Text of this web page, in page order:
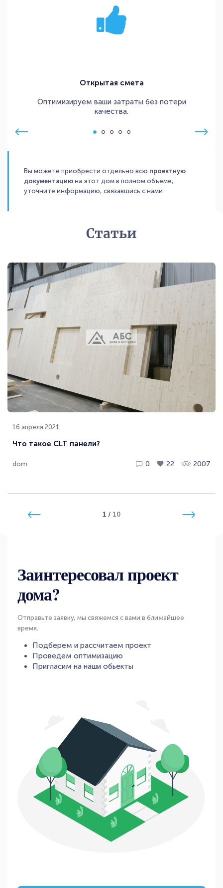
Открытая смета
Оптимизируем ваши затраты без потери
качества.
Вы можете приобрести отдельно всю проектную
документацию на этот дом в полном объеме,
уточните информацию, связавшись с нами
Статьи
16 апреля 2021
Что такое CLT панели?
dom 0 22 2007
1 / 10
Заинтересовал проект
дома?
Отправьте заявку, мы свяжемся с вами в ближайшее
время.
Подберем и рассчитаем проект
Проведем оптимизацию
Пригласим на наши обьекты